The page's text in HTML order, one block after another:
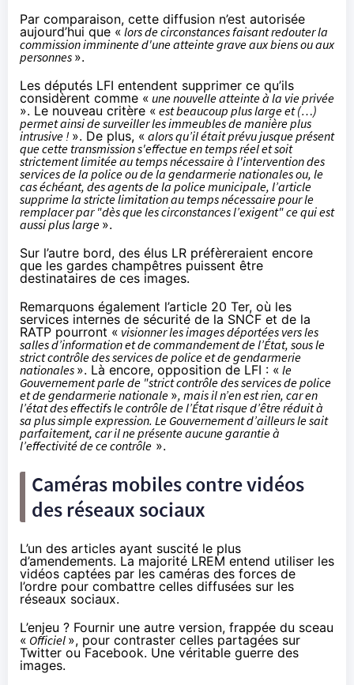
Par comparaison, cette diffusion n’est autorisée
aujourd’hui que « lors de circonstances faisant redouter la
commission imminente d'une atteinte grave aux biens ou aux
personnes ».
Les députés LFI entendent supprimer ce qu’ils
considèrent comme « une nouvelle atteinte à la vie privée
». Le nouveau critère « est beaucoup plus large et (…)
permet ainsi de surveiller les immeubles de manière plus
intrusive ! ». De plus, « alors qu’il était prévu jusque présent
que cette transmission s'effectue en temps réel et soit
strictement limitée au temps nécessaire à l'intervention des
services de la police ou de la gendarmerie nationales ou, le
cas échéant, des agents de la police municipale, l’article
supprime la stricte limitation au temps nécessaire pour le
remplacer par "dès que les circonstances l’exigent" ce qui est
aussi plus large ».
Sur l’autre bord, des élus LR préfèreraient encore
que les gardes champêtres puissent être
destinataires de ces images.
Remarquons également l’article 20 Ter, où les
services internes de sécurité de la SNCF et de la
RATP pourront « visionner les images déportées vers les
salles d’information et de commandement de l’État, sous le
strict contrôle des services de police et de gendarmerie
nationales ». Là encore, opposition de LFI : « le
Gouvernement parle de "strict contrôle des services de police
et de gendarmerie nationale », mais il n’en est rien, car en
l’état des effectifs le contrôle de l’État risque d’être réduit à
sa plus simple expression. Le Gouvernement d’ailleurs le sait
parfaitement, car il ne présente aucune garantie à
l’effectivité de ce contrôle ».
Caméras mobiles contre vidéos
des réseaux sociaux
L’un des articles ayant suscité le plus
d’amendements. La majorité LREM entend utiliser les
vidéos captées par les caméras des forces de
l’ordre pour combattre celles diffusées sur les
réseaux sociaux.
L’enjeu ? Fournir une autre version, frappée du sceau
« Officiel », pour contraster celles partagées sur
Twitter ou Facebook. Une véritable guerre des
images.